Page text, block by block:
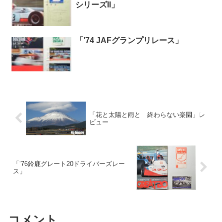
シリーズII」
「’74 JAFグランプリレース」
「花と太陽と雨と 終わらない楽園」レ
ビュー
「’76鈴鹿グレート20ドライバーズレー
ス」